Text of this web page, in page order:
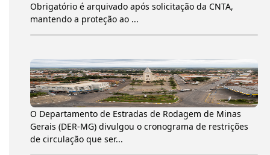
Obrigatório é arquivado após solicitação da CNTA,
mantendo a proteção ao ...
O Departamento de Estradas de Rodagem de Minas
Gerais (DER-MG) divulgou o cronograma de restrições
de circulação que ser...